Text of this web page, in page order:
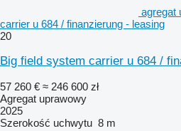
agregat
carrier u 684 / finanzierung - leasing
20
Big field system carrier u 684 /
57 260 € ≈ 246 600 zł
Agregat uprawowy
2025
Szerokość uchwytu 8 m